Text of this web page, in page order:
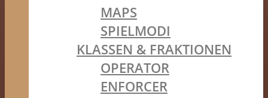
MAPS
SPIELMODI
KLASSEN & FRAKTIONEN
OPERATOR
ENFORCER